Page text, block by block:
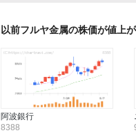
以前フルヤ金属の株価が値上
阿波銀行
8388